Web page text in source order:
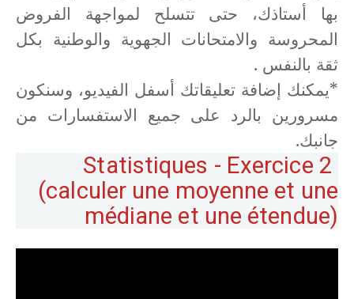
بها أستاذك، حتى تتسلح لمواجهة الفروض
المحروسة والامتحانات الجهوية والوطنية بكل
ثقة بالنفس .
*يمكنك إضافة تعليقاتك أسفل الفيديو، وسنكون
مسرورين بالرد على جميع الاستفسارات من
جانبك.
Statistiques - Exercice 2
(calculer une moyenne et une
médiane et une étendue)